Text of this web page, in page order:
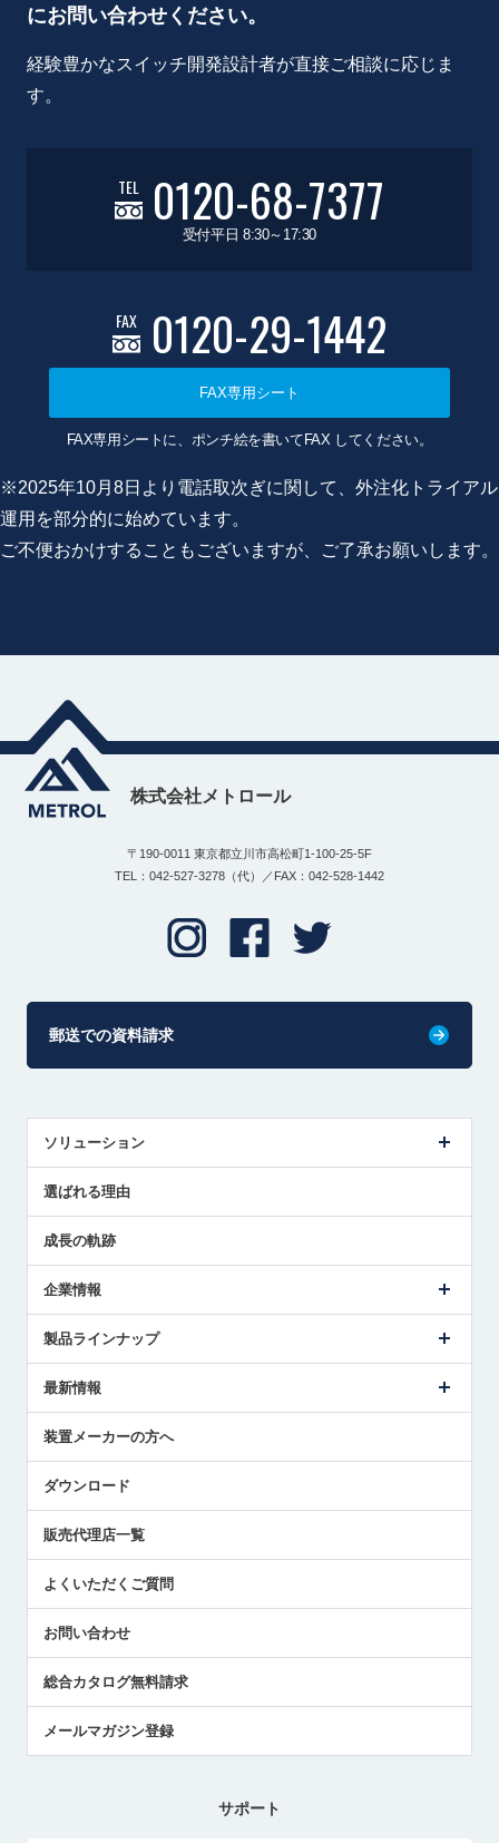
にお問い合わせください。
経験豊かなスイッチ開発設計者が直接ご相談に応じま
す。
TEL 0120-68-7377
受付平日 8:30～17:30
FAX 0120-29-1442
FAX専用シート
FAX専用シートに、ポンチ絵を書いてFAX してください。
※2025年10月8日より電話取次ぎに関して、外注化トライアル
運用を部分的に始めています。
ご不便おかけすることもございますが、ご了承お願いします。
株式会社メトロール
〒190-0011 東京都立川市高松町1-100-25-5F
TEL：042-527-3278（代）／FAX：042-528-1442
郵送での資料請求
ソリューション
解決策提案
選ばれる理由
成長の軌跡
企業情報
ごあいさつ
受賞履歴
採用情報
国/地域/言語
製品ラインナップ
ツールセッタ製品
エアマイクロセンサ製品
最新情報
メトロールの技術
社員ブログ
中小企業のBCP地震対策
センサのテクニカルガイド
社長ブログ
装置メーカーの方へ
ダウンロード
販売代理店一覧
よくいただくご質問
お問い合わせ
総合カタログ無料請求
メールマガジン登録
サポート